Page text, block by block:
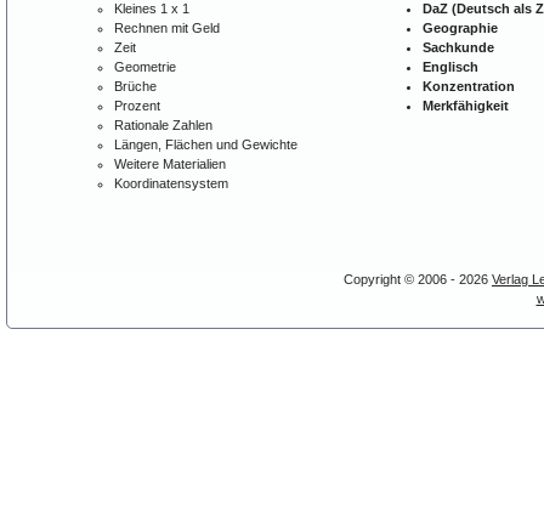
Kleines 1 x 1
Rechnen mit Geld
Zeit
Geometrie
Brüche
Prozent
Rationale Zahlen
Längen, Flächen und Gewichte
Weitere Materialien
Koordinatensystem
DaZ (Deutsch als
Geographie
Sachkunde
Englisch
Konzentration
Merkfähigkeit
Copyright © 2006 - 2026 Verlag